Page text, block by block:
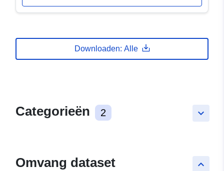
Downloaden: Alle
keyboard_arrow_down
Categorieën 2
keyboard_arrow_up
Omvang dataset